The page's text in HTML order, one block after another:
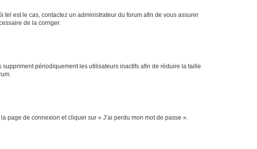
tel est le cas, contactez un administrateur du forum afin de vous assurer
de la corriger.
périodiquement les utilisateurs inactifs afin de réduire la taille
page de connexion et cliquer sur « J’ai perdu mon mot de passe ».